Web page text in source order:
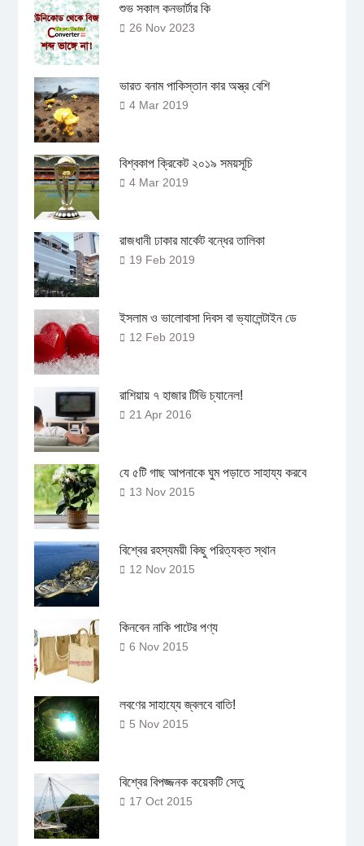
শুভ সকাল কনভার্টার কি
26 Nov 2023
ভারত বনাম পাকিস্তান কার অস্ত্র বেশি
4 Mar 2019
বিশ্বকাপ ক্রিকেট ২০১৯ সময়সূচি
4 Mar 2019
রাজধানী ঢাকার মার্কেট বন্ধের তালিকা
19 Feb 2019
ইসলাম ও ভালোবাসা দিবস বা ভ্যালেন্টাইন ডে
12 Feb 2019
রাশিয়ায় ৭ হাজার টিভি চ্যানেল!
21 Apr 2016
যে ৫টি গাছ আপনাকে ঘুম পড়াতে সাহায্য করবে
13 Nov 2015
বিশ্বের রহস্যময়ী কিছু পরিত্যক্ত স্থান
12 Nov 2015
কিনবেন নাকি পাটের পণ্য
6 Nov 2015
লবণের সাহায্যে জ্বলবে বাতি!
5 Nov 2015
বিশ্বের বিপজ্জনক কয়েকটি সেতু
17 Oct 2015